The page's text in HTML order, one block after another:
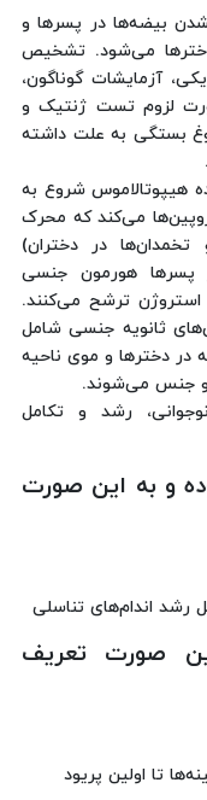
بیضه‌ها در پسرها و
می‌شود. تشخیص
آزمایشات گوناگون،
لزوم تست ژنتیک و
بستگی به علت داشته
هیپوتالاموس شروع به
می‌کند که محرک
در دختران)
هورمون جنسی
ترشح می‌کنند.
ثانویه جنسی شامل
در دخترها و موی ناحیه
جنس می‌شوند.
رشد و تکامل
و به این صورت
رشد اندام‌های تناسلی
صورت تعریف
تا اولین پریود